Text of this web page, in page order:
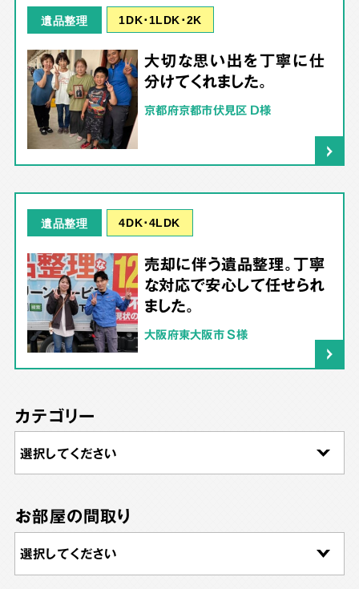
遺品整理 1DK･1LDK･2K
大切な思い出を丁寧に仕
分けてくれました。
京都府京都市伏見区 D様
遺品整理 4DK･4LDK
売却に伴う遺品整理。丁寧
な対応で安心して任せられ
ました。
大阪府東大阪市 S様
カテゴリー
お部屋の間取り